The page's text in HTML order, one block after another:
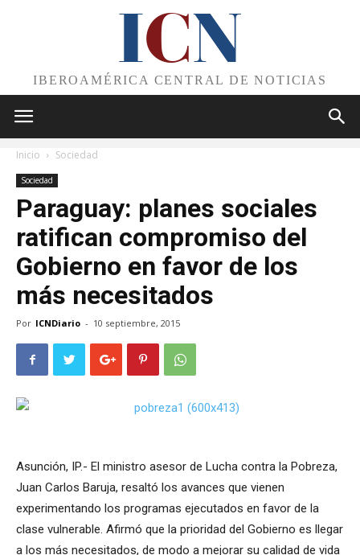
ICN
IBEROAMÉRICA CENTRAL DE NOTICIAS
Inicio Sociedad
Sociedad
Paraguay: planes sociales
ratifican compromiso del
Gobierno en favor de los
más necesitados
Por ICNDiario - 10 septiembre, 2015
Asunción, IP.- El ministro asesor de Lucha contra la Pobreza,
Juan Carlos Baruja, resaltó los avances que vienen
experimentando los programas ejecutados en favor de la
clase vulnerable. Afirmó que la prioridad del Gobierno es llegar
a los más necesitados, de modo a mejorar su calidad de vida